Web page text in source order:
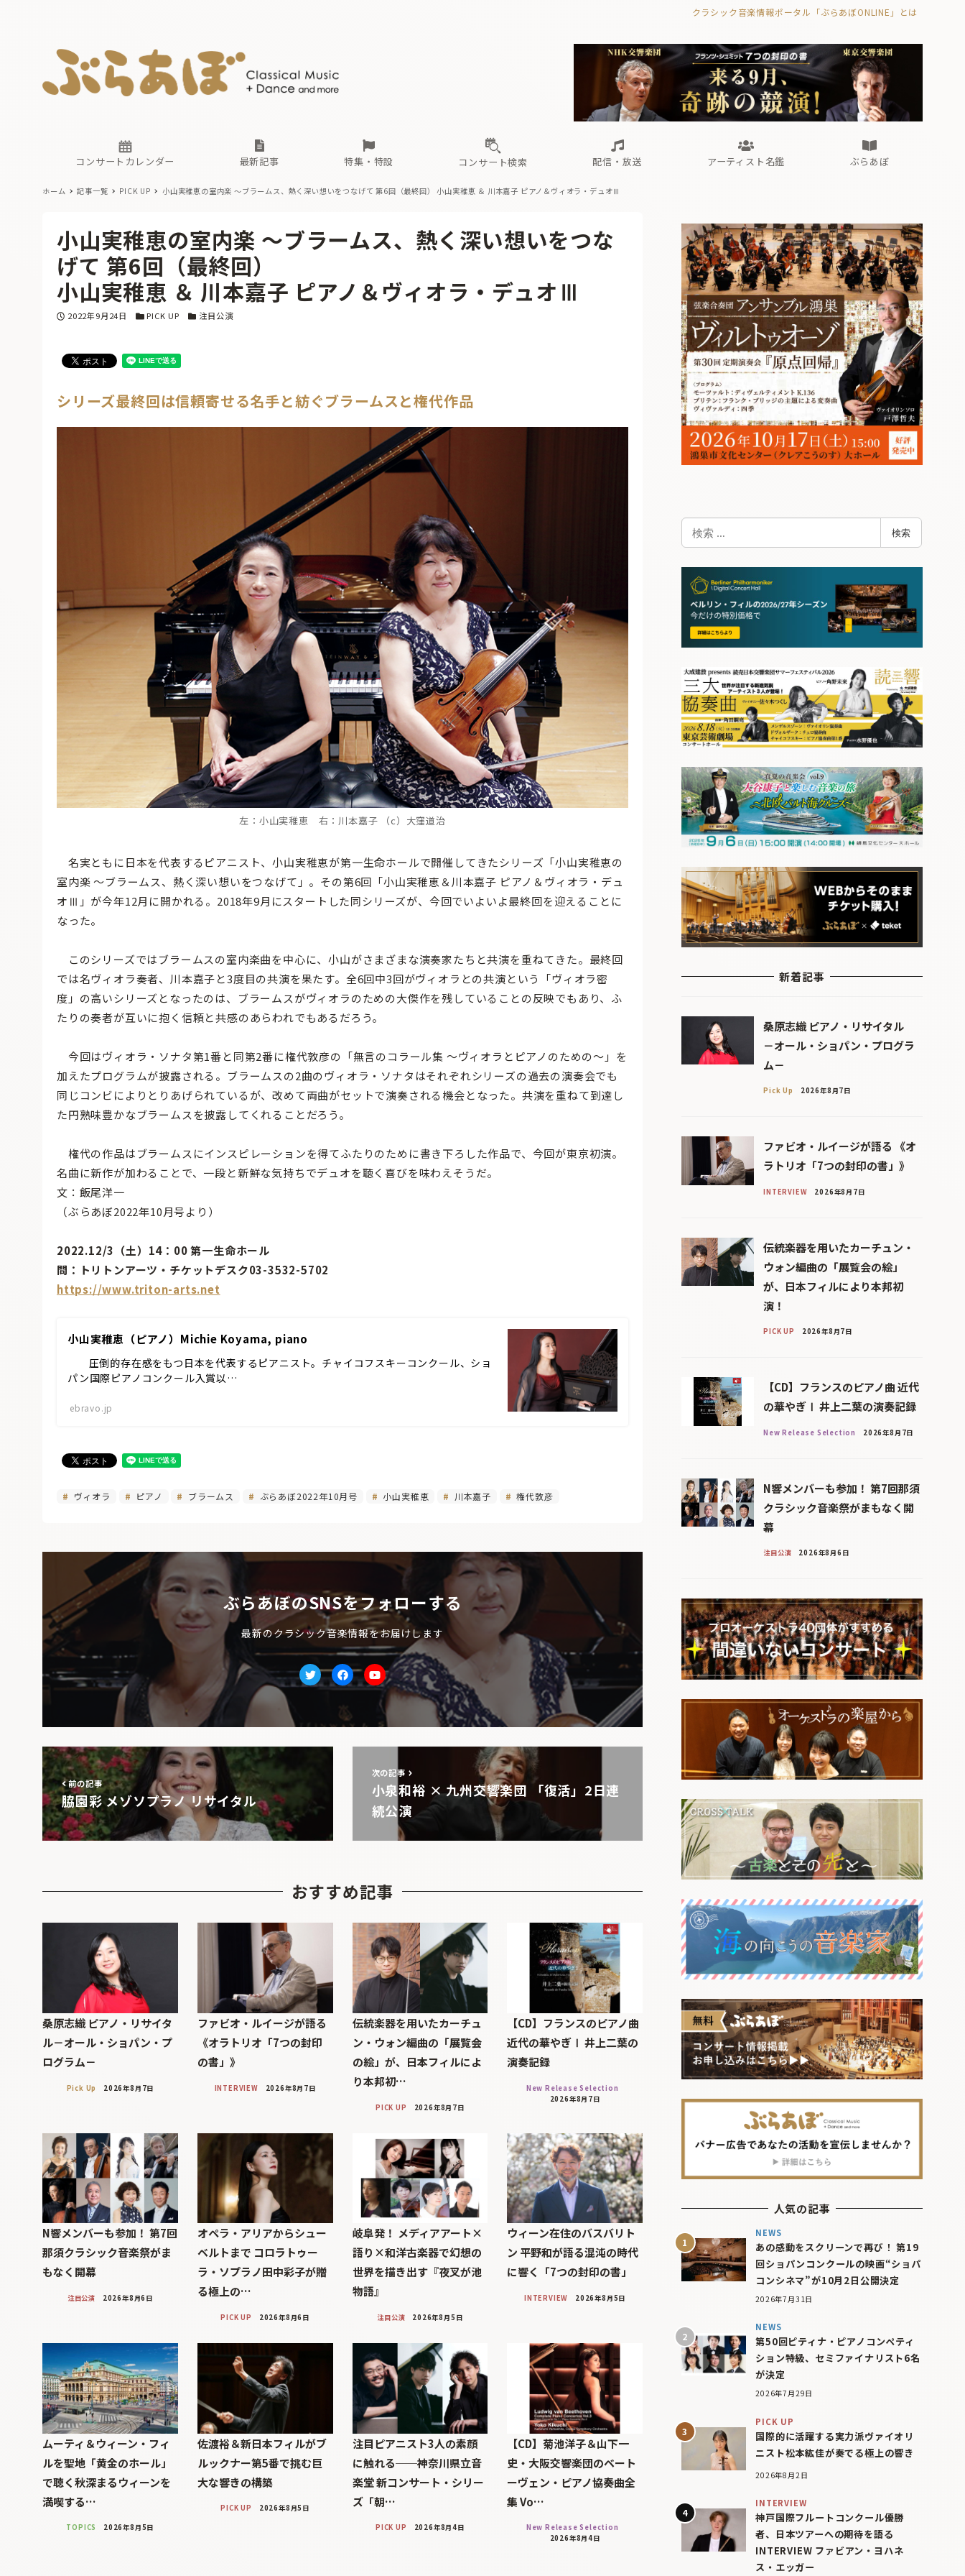
クラシック音楽情報ポータル「ぶらあぼONLINE」とは
コンサートカレンダー 最新記事
古楽とその先と オーケストラの楽屋から 海の向こうの音楽家 Aからの眺望 ぶらあぼブラス！
フォルテピアノ・オデッセイ
過去の連載
特集・特設
現場のプロが推す！間違いないオーケストラコンサート
過去の特集
コンサート検索 配信・放送
無料ライブ配信スケジュール 有料ライブ配信スケジュール
アーティスト名鑑
か た な は ま ら わ
ぶらあぼ
古楽とその先と Aからの眺望 ぶらあぼブラス！
フォルテピアノ・オデッセイ
無料ライブ配信スケジュール
あ か さ
ホーム 記事一覧 PICK UP 小山実稚恵の室内楽 〜ブラームス、熱く深い想いをつなげて 第6回（最終回） 小山実稚恵 ＆ 川本嘉子 ピアノ＆ヴィオラ・デュオⅢ
小山実稚恵の室内楽 〜ブラームス、熱く深い想いをつな
げて 第6回（最終回）
小山実稚恵 ＆ 川本嘉子 ピアノ＆ヴィオラ・デュオⅢ
投稿日
2022年9月24日 カテゴリー
PICK UP カテゴリー
注目公演
シリーズ最終回は信頼寄せる名手と紡ぐブラームスと権代作品
左：小山実稚恵 右：川本嘉子 （c）大窪道治
名実ともに日本を代表するピアニスト、小山実稚恵が第一生命ホールで開催してきたシリーズ「小山実稚恵の
室内楽 〜ブラームス、熱く深い想いをつなげて」。その第6回「小山実稚恵＆川本嘉子 ピアノ＆ヴィオラ・デュ
オⅢ」が今年12月に開かれる。2018年9月にスタートした同シリーズが、今回でいよいよ最終回を迎えることに
なった。
このシリーズではブラームスの室内楽曲を中心に、小山がさまざまな演奏家たちと共演を重ねてきた。最終回
では名ヴィオラ奏者、川本嘉子と3度目の共演を果たす。全6回中3回がヴィオラとの共演という「ヴィオラ密
度」の高いシリーズとなったのは、ブラームスがヴィオラのための大傑作を残していることの反映でもあり、ふ
たりの奏者が互いに抱く信頼と共感のあらわれでもあるだろう。
今回はヴィオラ・ソナタ第1番と同第2番に権代敦彦の「無言のコラール集 〜ヴィオラとピアノのための〜」を
加えたプログラムが披露される。ブラームスの2曲のヴィオラ・ソナタはそれぞれシリーズの過去の演奏会でも
同じコンビによりとりあげられているが、改めて両曲がセットで演奏される機会となった。共演を重ねて到達し
た円熟味豊かなブラームスを披露してくれることだろう。
権代の作品はブラームスにインスピレーションを得てふたりのために書き下ろした作品で、今回が東京初演。
名曲に新作が加わることで、一段と新鮮な気持ちでデュオを聴く喜びを味わえそうだ。
文：飯尾洋一
（ぶらあぼ2022年10月号より）
2022.12/3（土）14：00 第一生命ホール
問：トリトンアーツ・チケットデスク03-3532-5702
https://www.triton-arts.net
小山実稚恵（ピアノ）Michie Koyama, piano
圧倒的存在感をもつ日本を代表するピアニスト。チャイコフスキーコンクール、ショ
パン国際ピアノコンクール入賞以…
ebravo.jp
ヴィオラ ピアノ ブラームス ぶらあぼ2022年10月号 小山実稚恵 川本嘉子 権代敦彦
ぶらあぼのSNSをフォローする
最新のクラシック音楽情報をお届けします
TwitterfacebookYoutube
前の記事
脇園彩 メゾソプラノ リサイタル
次の記事
小泉和裕 × 九州交響楽団 「復活」2日連
続公演
おすすめ記事
桑原志織 ピアノ・リサイタ
ル－オール・ショパン・プ
ログラム－
Pick Up 2026年8月7日
ファビオ・ルイージが語る
《オラトリオ「7つの封印
の書」》
INTERVIEW 2026年8月7日
伝統楽器を用いたカーチュ
ン・ウォン編曲の「展覧会
の絵」が、日本フィルによ
り本邦初…
PICK UP 2026年8月7日
【CD】フランスのピアノ曲
近代の華やぎⅠ 井上二葉の
演奏記録
New Release Selection
2026年8月7日
N響メンバーも参加！ 第7回
那須クラシック音楽祭がま
もなく開幕
注目公演 2026年8月6日
オペラ・アリアからシュー
ベルトまで コロラトゥー
ラ・ソプラノ田中彩子が贈
る極上の…
PICK UP 2026年8月6日
岐阜発！ メディアアート×
語り×和洋古楽器で幻想の
世界を描き出す『夜叉が池
物語』
注目公演 2026年8月5日
ウィーン在住のバスバリト
ン 平野和が語る混沌の時代
に響く「7つの封印の書」
INTERVIEW 2026年8月5日
ムーティ＆ウィーン・フィ
ルを聖地「黄金のホール」
で聴く秋深まるウィーンを
満喫する…
TOPICS 2026年8月5日
佐渡裕＆新日本フィルがブ
ルックナー第5番で挑む巨
大な響きの構築
PICK UP 2026年8月5日
注目ピアニスト3人の素顔
に触れる──神奈川県立音
楽堂 新コンサート・シリー
ズ「朝…
PICK UP 2026年8月4日
【CD】菊池洋子＆山下一
史・大阪交響楽団のベート
ーヴェン・ピアノ協奏曲全
集 Vo…
New Release Selection
2026年8月4日
検
索
検索
新着記事
桑原志織 ピアノ・リサイタル
－オール・ショパン・プログラ
ム－
Pick Up 2026年8月7日
ファビオ・ルイージが語る 《オ
ラトリオ「7つの封印の書」》
INTERVIEW 2026年8月7日
伝統楽器を用いたカーチュン・
ウォン編曲の「展覧会の絵」
が、日本フィルにより本邦初
演！
PICK UP 2026年8月7日
【CD】フランスのピアノ曲 近代
の華やぎⅠ 井上二葉の演奏記録
New Release Selection 2026年8月7日
N響メンバーも参加！ 第7回那須
クラシック音楽祭がまもなく開
幕
注目公演 2026年8月6日
人気の記事
NEWS
あの感動をスクリーンで再び！ 第19
回ショパンコンクールの映画“ショパ
コンシネマ”が10月2日公開決定
2026年7月31日
NEWS
第50回ピティナ・ピアノコンペティ
ション特級、セミファイナリスト6名
が決定
2026年7月29日
PICK UP
国際的に活躍する実力派ヴァイオリ
ニスト松本紘佳が奏でる極上の響き
2026年8月2日
INTERVIEW
神戸国際フルートコンクール優勝
者、日本ツアーへの期待を語る
INTERVIEW ファビアン・ヨハネ
ス・エッガー